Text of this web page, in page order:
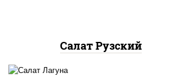
Салат Рузский